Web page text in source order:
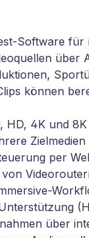
Software für
über
können
HD, 4K und
per
über